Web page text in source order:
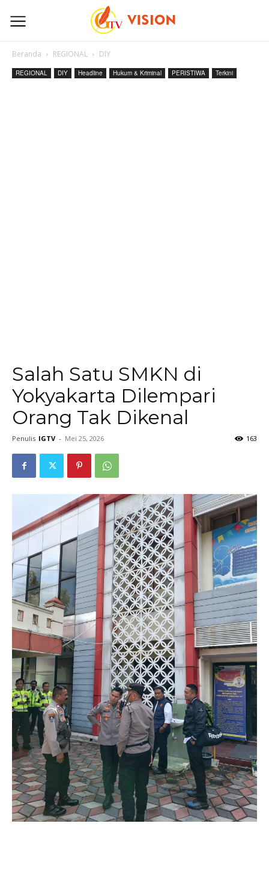
Beranda REGIONAL DIY
REGIONAL DIY Headline Hukum & Kriminal PERISTIWA Terkini
Salah Satu SMKN di
Yokyakarta Dilempari
Orang Tak Dikenal
Penulis IGTV - Mei 25, 2026 163